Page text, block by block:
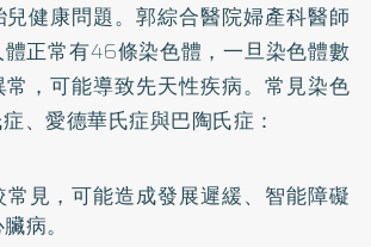
健康問題。郭綜合醫院婦產科醫師
正常有46條染色體，一旦染色體數
常，可能導致先天性疾病。常見染色
、愛德華氏症與巴陶氏症：
常見，可能造成發展遲緩、智能障礙
病。